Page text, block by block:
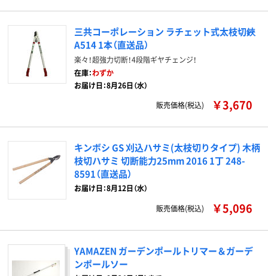
三共コーポレーション ラチェット式太枝切鋏
A514 1本（直送品）
楽々！超強力切断！4段階ギヤチェンジ！
在庫：わずか
お届け日：8月26日（水）
販売価格(税込)
￥3,670
キンボシ GS 刈込ハサミ(太枝切りタイプ) 木柄
枝切ハサミ 切断能力25mm 2016 1丁 248-
8591（直送品）
お届け日：8月12日（水）
販売価格(税込)
￥5,096
YAMAZEN ガーデンポールトリマー＆ガーデ
ンポールソー